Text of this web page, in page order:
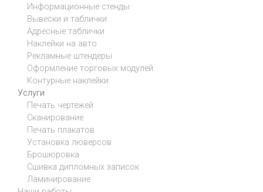
Информационные стенды
Вывески и таблички
Адресные таблички
Наклейки на авто
Рекламные штендеры
Оформление торговых модулей
Контурные наклейки
Услуги
Печать чертежей
Сканирование
Печать плакатов
Установка люверсов
Брошюровка
Сшивка дипломных записок
Ламинирование